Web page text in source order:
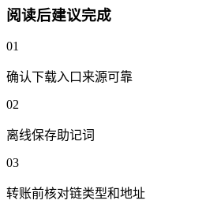
阅读后建议完成
01
确认下载入口来源可靠
02
离线保存助记词
03
转账前核对链类型和地址